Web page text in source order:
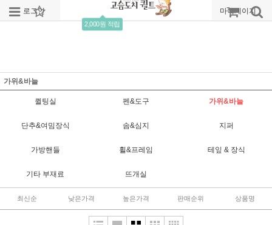
로그인 회원가입
2,000원 적립
주문조회 마이페이지
가위&바늘
퀼팅실 펜&도구 가위&바늘
단추&여밈장식 솜&심지 지퍼
가방핸들 휠&프레임 테잎 & 장식
기타 부재료 뜨개실
최신순 낮은가격 높은가격 판매순위 상품명